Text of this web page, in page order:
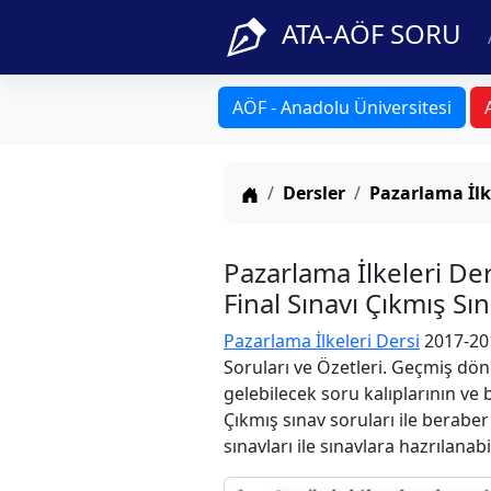
ATA-AÖF SORU
AÖF - Anadolu Üniversitesi
Anasayfa
Dersler Pazarlama
Pazarlama İlkeleri
Final Sınavı Çıkmış
Pazarlama İlkeleri Dersi 2017-
Soruları ve Özetleri. Geçmiş
gelebilecek soru kalıplarının
Çıkmış sınav soruları ile
sınavları ile sınavlara